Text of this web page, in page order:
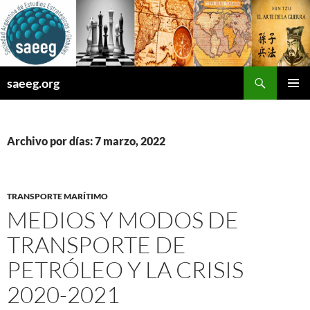
Saltar
al
contenido
saeeg.org
Archivo por días: 7 marzo, 2022
TRANSPORTE MARÍTIMO
MEDIOS Y MODOS DE
TRANSPORTE DE
PETRÓLEO Y LA CRISIS
2020-2021